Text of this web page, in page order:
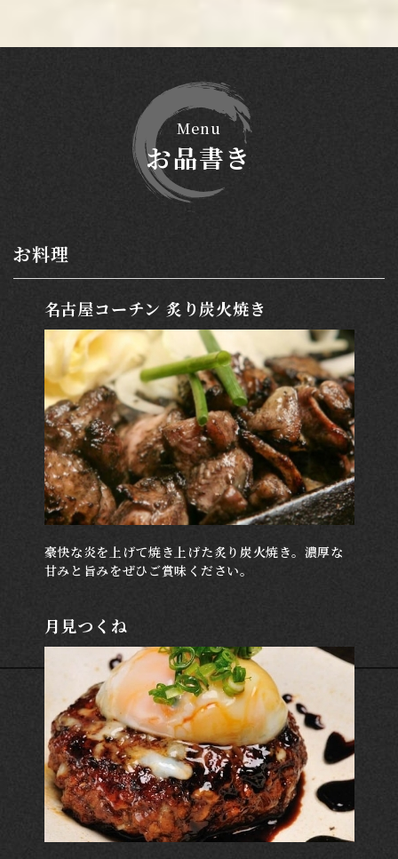
Menu
お品書き
お料理
名古屋コーチン 炙り炭火焼き
豪快な炎を上げて焼き上げた炙り炭火焼き。濃厚な
甘みと旨みをぜひご賞味ください。
月見つくね